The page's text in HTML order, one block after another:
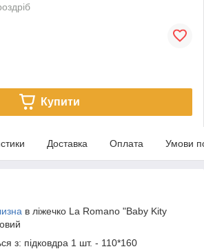
Купити
Доставка Оплата Умови
в ліжечко La Romano "Baby Kity
з: підковдра 1 шт. - 110*160